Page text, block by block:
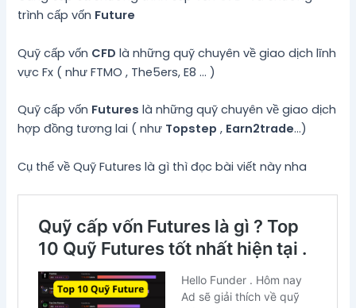
trình cấp vốn Future
Quỹ cấp vốn CFD là những quỹ chuyên về giao dịch lĩnh
vực Fx ( như FTMO , The5ers, E8 … )
Quỹ cấp vốn Futures là những quỹ chuyên về giao dịch
hợp đồng tương lai ( như Topstep , Earn2trade…)
Cụ thể về Quỹ Futures là gì thì đọc bài viết này nha